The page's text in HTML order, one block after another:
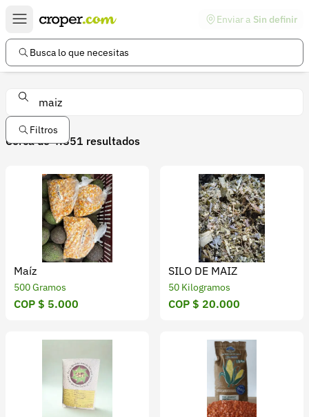
Enviar a Sin definir
Busca lo que necesitas
Filtros
Nuestros productos
Cerca de 4.851 resultados
Maíz
500 Gramos
COP $ 5.000
SILO DE MAIZ
50 Kilogramos
COP $ 20.000
Enlaces de interés
Preguntas frecuentes
Información legal
Política de devoluciones
Política de privacidad
Cuenta
Iniciar sesión
Registrarse
Contacto
+57 323 2931928